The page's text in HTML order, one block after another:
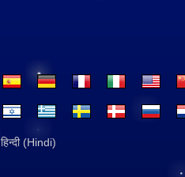
हिन्दी (Hindi)